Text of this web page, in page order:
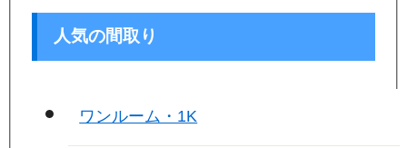
人気の間取り
ワンルーム・1K